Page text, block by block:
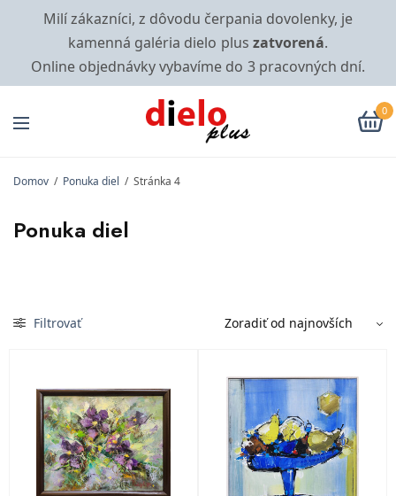
Milí zákazníci, z dôvodu čerpania dovolenky, je
kamenná galéria dielo plus zatvorená.
Online objednávky vybavíme do 3 pracovných dní.
0
Domov / Ponuka diel / Stránka 4
Ponuka diel
Filtrovať